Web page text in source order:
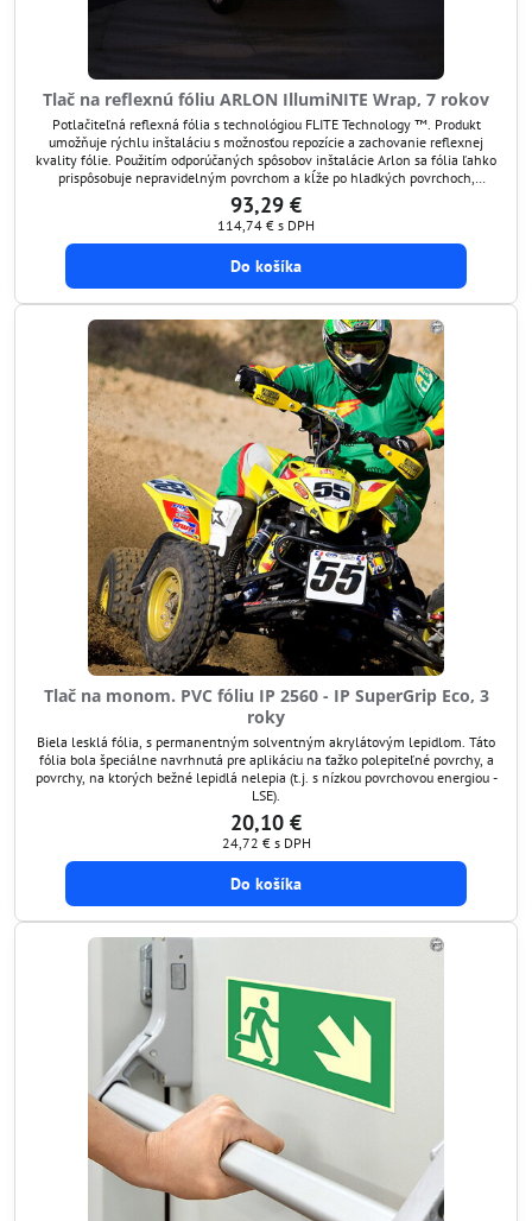
Tlač na reflexnú fóliu ARLON IllumiNITE Wrap, 7 rokov
Potlačiteľná reflexná fólia s technológiou FLITE Technology ™. Produkt
umožňuje rýchlu inštaláciu s možnosťou repozície a zachovanie reflexnej
kvality fólie. Použitím odporúčaných spôsobov inštalácie Arlon sa fólia ľahko
prispôsobuje nepravidelným povrchom a kĺže po hladkých povrchoch,
umožňuje výbornú viditeľnosť grafiky cez deň aj v noci. IllumiNITE Wrap spĺňa
a prekračuje množstvo noriem a...
93,29 €
114,74 € s DPH
Do košíka
Tlač na monom. PVC fóliu IP 2560 - IP SuperGrip Eco, 3
roky
Biela lesklá fólia, s permanentným solventným akrylátovým lepidlom. Táto
fólia bola špeciálne navrhnutá pre aplikáciu na ťažko polepiteľné povrchy, a
povrchy, na ktorých bežné lepidlá nelepia (t.j. s nízkou povrchovou energiou -
LSE).
20,10 €
24,72 € s DPH
Do košíka